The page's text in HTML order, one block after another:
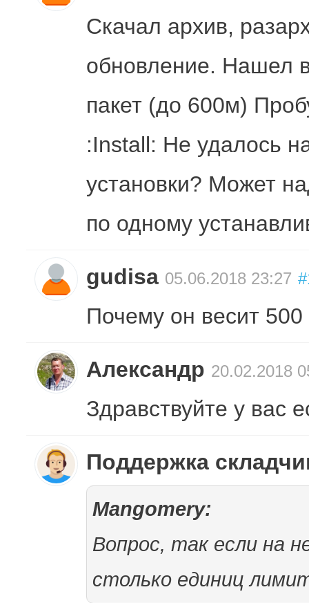
Скачал архив,
обновление. Нашел
пакет (до 600м)
:Install: Не удалось
установки? Может
по одному
gudisa 05.06.2018 23:27
Почему он весит
Александр 20.02.2018
Здравствуйте у вас
Поддержка
Mangomery:
Вопрос, так если на
столько единиц